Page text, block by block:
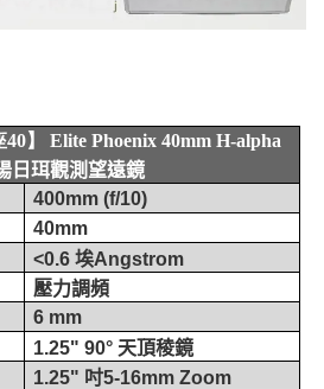
】 Elite Phoenix 40mm H-alpha
日珥觀測望遠鏡
400mm (f/10)
40mm
<0.6埃Angstrom
壓力調頻
6 mm
1.25" 90° 天頂稜鏡
1.25" 吋5-16mm Zoom